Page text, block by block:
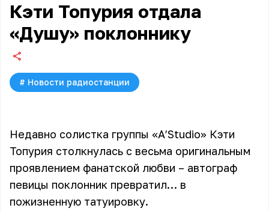
Кэти Топурия отдала
«Душу» поклоннику
# Новости радиостанции
Недавно солистка группы «A’Studio» Кэти
Топурия столкнулась с весьма оригинальным
проявлением фанатской любви – автограф
певицы поклонник превратил… в
пожизненную татуировку.